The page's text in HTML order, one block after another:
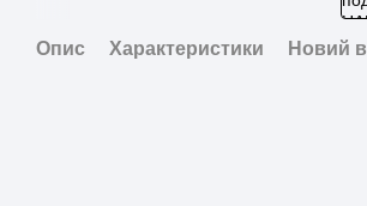
Опис Характеристики Новий